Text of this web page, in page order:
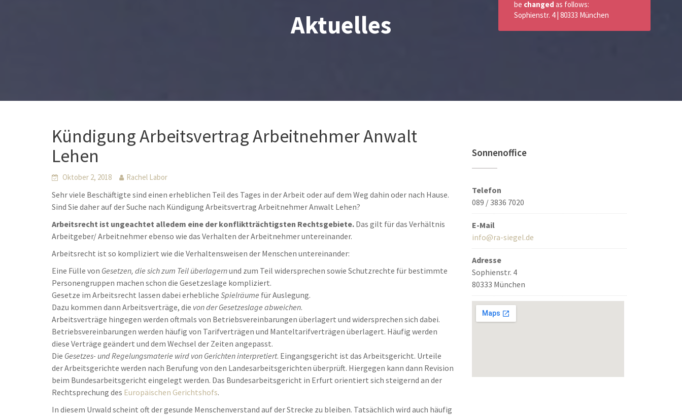
Aktuelles
Kündigung Arbeitsvertrag Arbeitnehmer Anwalt
Lehen
Oktober 2, 2018 Rachel Labor
Sehr viele Beschäftigte sind einen erheblichen Teil des Tages in der Arbeit oder auf dem Weg dahin oder nach Hause.
Sind Sie daher auf der Suche nach Kündigung Arbeitsvertrag Arbeitnehmer Anwalt Lehen?
Arbeitsrecht ist ungeachtet alledem eine der konfliktträchtigsten Rechtsgebiete. Das gilt für das Verhältnis
Arbeitgeber/ Arbeitnehmer ebenso wie das Verhalten der Arbeitnehmer untereinander.
Arbeitsrecht ist so kompliziert wie die Verhaltensweisen der Menschen untereinander:
Eine Fülle von Gesetzen, die sich zum Teil überlagernund zum Teil widersprechen sowie Schutzrechte für bestimmte
Personengruppen machen schon die Gesetzeslage kompliziert.
Gesetze im Arbeitsrecht lassen dabei erhebliche Spielräume für Auslegung.
Dazu kommen dann Arbeitsverträge, die von der Gesetzeslage abweichen.
Arbeitsverträge hingegen werden oftmals von Betriebsvereinbarungen überlagert und widersprechen sich dabei.
Betriebsvereinbarungen werden häufig von Tarifverträgen und Manteltarifverträgen überlagert. Häufig werden
diese Verträge geändert und dem Wechsel der Zeiten angepasst.
Die Gesetzes- und Regelungsmaterie wird von Gerichten interpretiert. Eingangsgericht ist das Arbeitsgericht. Urteile
der Arbeitsgerichte werden nach Berufung von den Landesarbeitsgerichten überprüft. Hiergegen kann dann Revision
beim Bundesarbeitsgericht eingelegt werden. Das Bundesarbeitsgericht in Erfurt orientiert sich steigernd an der
Rechtsprechung des Europäischen Gerichtshofs.
In diesem Urwald scheint oft der gesunde Menschenverstand auf der Strecke zu bleiben. Tatsächlich wird auch häufig
Sonnenoffice
Telefon
089 / 3836 7020
E-Mail
info@ra-siegel.de
Adresse
Sophienstr. 4
80333 München
be changed as follows:
Sophienstr. 4 | 80333 München